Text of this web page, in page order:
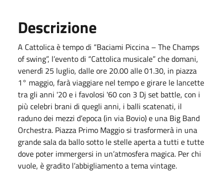
Descrizione
A Cattolica è tempo di “Baciami Piccina – The Champs
of swing”, l’evento di “Cattolica musicale” che domani,
venerdì 25 luglio, dalle ore 20.00 alle 01.30, in piazza
1° maggio, farà viaggiare nel tempo e girare le lancette
tra gli anni '20 e i favolosi '60 con 3 Dj set battle, con i
più celebri brani di quegli anni, i balli scatenati, il
raduno dei mezzi d’epoca (in via Bovio) e una Big Band
Orchestra. Piazza Primo Maggio si trasformerà in una
grande sala da ballo sotto le stelle aperta a tutti e tutte
dove poter immergersi in un’atmosfera magica. Per chi
vuole, è gradito l’abbigliamento a tema vintage.